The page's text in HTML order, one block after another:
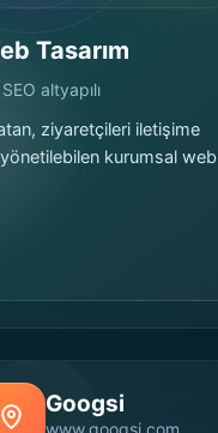
Tasarım
altyapılı
ziyaretçileri iletişime
kurumsal web
Googsi
www.googsi.com